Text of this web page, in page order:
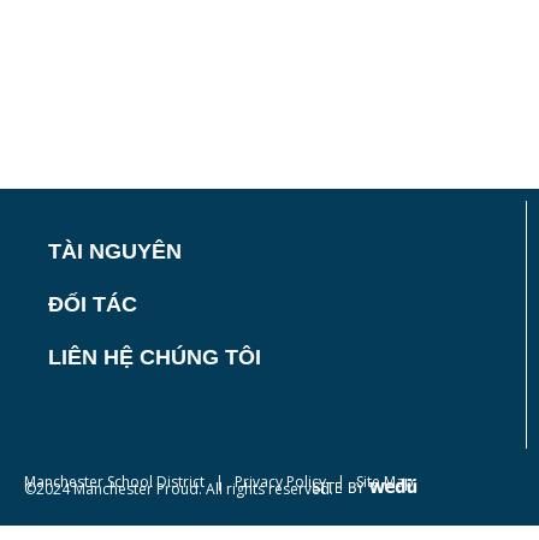
TÀI NGUYÊN
ĐỐI TÁC
LIÊN HỆ CHÚNG TÔI
Manchester School District|Privacy Policy| Site Map
©2024 Manchester Proud. All rights reserved.